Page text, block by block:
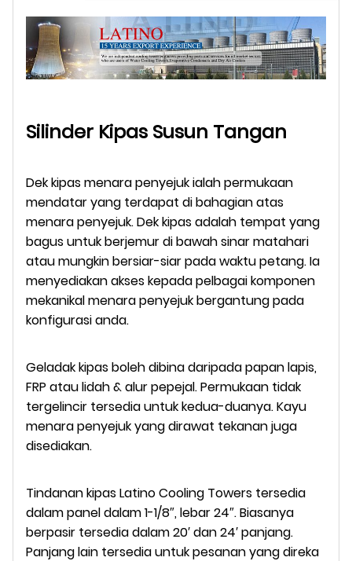
Silinder Kipas Susun Tangan
Dek kipas menara penyejuk ialah permukaan
mendatar yang terdapat di bahagian atas
menara penyejuk. Dek kipas adalah tempat yang
bagus untuk berjemur di bawah sinar matahari
atau mungkin bersiar-siar pada waktu petang. Ia
menyediakan akses kepada pelbagai komponen
mekanikal menara penyejuk bergantung pada
konfigurasi anda.
Geladak kipas boleh dibina daripada papan lapis,
FRP atau lidah & alur pepejal. Permukaan tidak
tergelincir tersedia untuk kedua-duanya. Kayu
menara penyejuk yang dirawat tekanan juga
disediakan.
Tindanan kipas Latino Cooling Towers tersedia
dalam panel dalam 1-1/8″, lebar 24″. Biasanya
berpasir tersedia dalam 20′ dan 24′ panjang.
Panjang lain tersedia untuk pesanan yang direka